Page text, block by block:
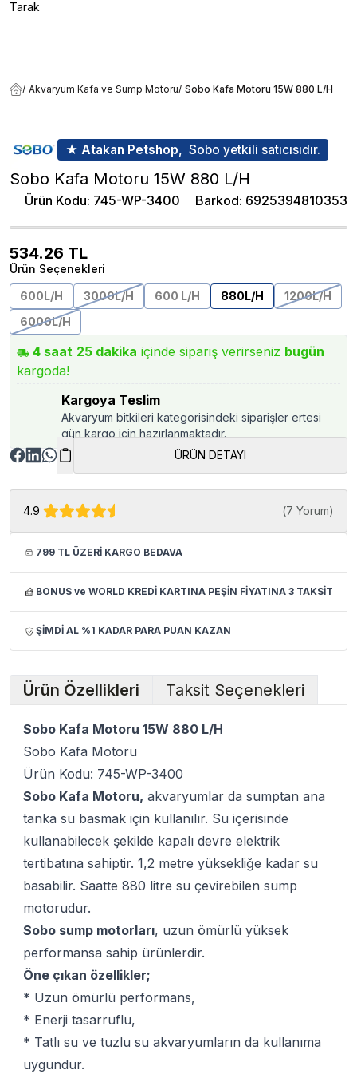
Tarak
/ Akvaryum Kafa ve Sump Motoru/ Sobo Kafa Motoru 15W 880 L/H
★ Atakan Petshop, Sobo yetkili satıcısıdır.
Sobo Kafa Motoru 15W 880 L/H
Ürün Kodu: 745-WP-3400 Barkod: 6925394810353
534.26 TL
Ürün Seçenekleri
600L/H
3000L/H 600 L/H 880L/H
1200L/H
6000L/H
4 saat 25 dakika içinde sipariş verirseniz bugün
kargoda!
Kargoya Teslim
Akvaryum bitkileri kategorisindeki siparişler ertesi
gün kargo için hazırlanmaktadır.
ÜRÜN DETAYI
4.9 (7 Yorum)
799 TL ÜZERİ KARGO BEDAVA
BONUS ve WORLD KREDİ KARTINA PEŞİN FİYATINA 3 TAKSİT
ŞİMDİ AL %1 KADAR PARA PUAN KAZAN
Ürün Özellikleri Taksit Seçenekleri
Sobo Kafa Motoru 15W 880 L/H
Sobo Kafa Motoru
Ürün Kodu: 745-WP-3400
Sobo Kafa Motoru, akvaryumlar da sumptan ana
tanka su basmak için kullanılır. Su içerisinde
kullanabilecek şekilde kapalı devre elektrik
tertibatına sahiptir. 1,2 metre yüksekliğe kadar su
basabilir. Saatte 880 litre su çevirebilen sump
motorudur.
Sobo sump motorları, uzun ömürlü yüksek
performansa sahip ürünlerdir.
Öne çıkan özellikler;
* Uzun ömürlü performans,
* Enerji tasarruflu,
* Tatlı su ve tuzlu su akvaryumların da kullanıma
uygundur.